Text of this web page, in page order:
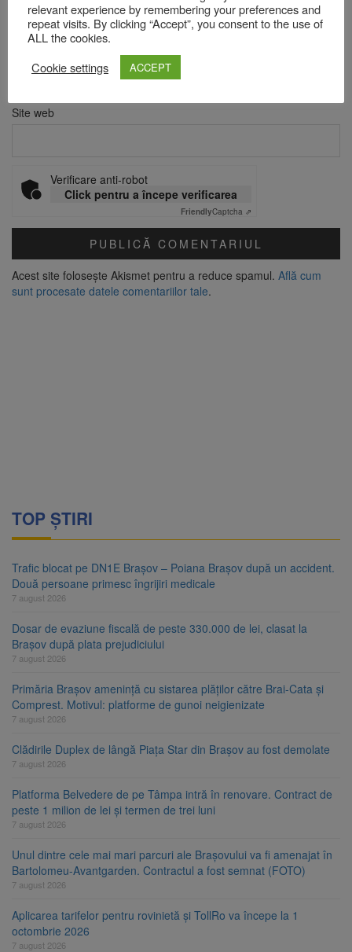
Site web
Verificare anti-robot
Click pentru a începe verificarea
FriendlyCaptcha ⇗
Acest site folosește Akismet pentru a reduce spamul. Află cum
sunt procesate datele comentariilor tale.
TOP ȘTIRI
Trafic blocat pe DN1E Brașov – Poiana Brașov după un accident.
Două persoane primesc îngrijiri medicale
7 august 2026
Dosar de evaziune fiscală de peste 330.000 de lei, clasat la
Brașov după plata prejudiciului
7 august 2026
Primăria Brașov amenință cu sistarea plăților către Brai-Cata și
Comprest. Motivul: platforme de gunoi neigienizate
7 august 2026
Clădirile Duplex de lângă Piața Star din Brașov au fost demolate
7 august 2026
Platforma Belvedere de pe Tâmpa intră în renovare. Contract de
peste 1 milion de lei și termen de trei luni
7 august 2026
Unul dintre cele mai mari parcuri ale Brașovului va fi amenajat în
Bartolomeu-Avantgarden. Contractul a fost semnat (FOTO)
7 august 2026
Aplicarea tarifelor pentru rovinietă și TollRo va începe la 1
octombrie 2026
7 august 2026
relevant experience by remembering your preferences and
repeat visits. By clicking “Accept”, you consent to the use of
ALL the cookies.
Cookie settings
ACCEPT